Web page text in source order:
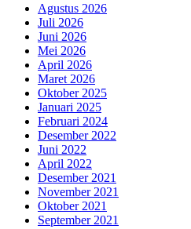
Agustus 2026
Juli 2026
Juni 2026
Mei 2026
April 2026
Maret 2026
Oktober 2025
Januari 2025
Februari 2024
Desember 2022
Juni 2022
April 2022
Desember 2021
November 2021
Oktober 2021
September 2021